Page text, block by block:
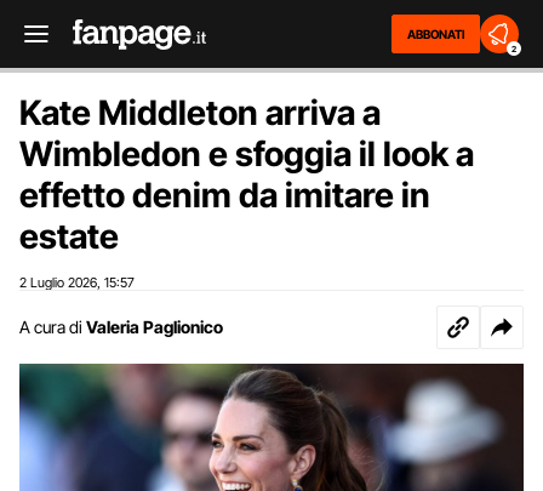
ABBONATI
2
Kate Middleton arriva a
Wimbledon e sfoggia il look a
effetto denim da imitare in
estate
2 Luglio 2026 15:57
A cura di Valeria Paglionico